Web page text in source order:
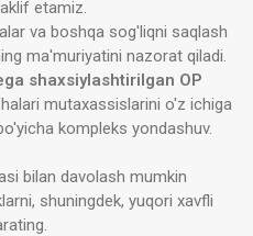
etamiz.
va boshqa sog'liqni saqlash
ma'muriyatini nazorat qiladi.
shaxsiylashtirilgan OP
mutaxassislarini o'z ichiga
kompleks yondashuv.
bilan davolash mumkin
shuningdek, yuqori xavfli